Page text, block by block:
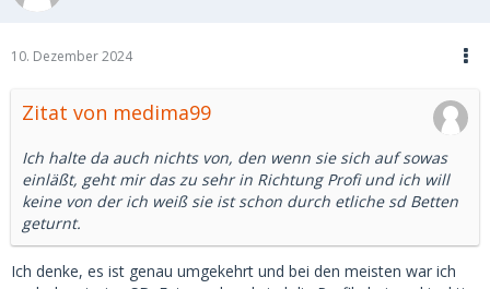
10. Dezember 2024
Zitat von medima99
Ich halte da auch nichts von, den wenn sie sich auf sowas
einläßt, geht mir das zu sehr in Richtung Profi und ich will
keine von der ich weiß sie ist schon durch etliche sd Betten
geturnt.
Ich denke, es ist genau umgekehrt und bei den meisten war ich